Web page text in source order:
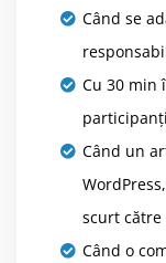
Când se
Cu 30 min
Când un
scurt către
Când o